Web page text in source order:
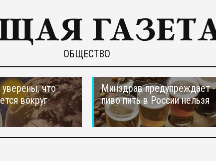
ОБЩЕСТВО
уверены, что
вокруг
Минздрав предупреждает -
пиво пить в России нельзя